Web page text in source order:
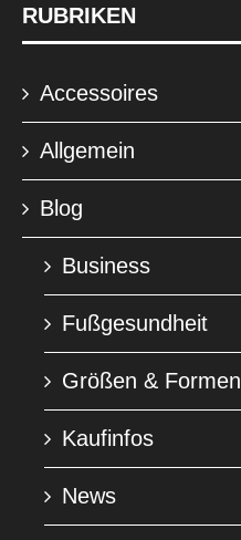
RUBRIKEN
Accessoires
Allgemein
Blog
Business
Fußgesundheit
Größen & Formen
Kaufinfos
News